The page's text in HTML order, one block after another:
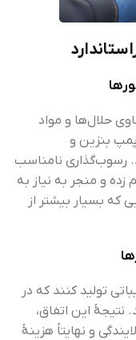
حلال‌ها و مواد
بنزین و
رسوب‌گذاری نامناسب
و منجر به نیاز به
که بسیار بیشتر از
تولید کنند که در
نتیجهٔ این اتفاق،
و نهایتاً هزینهٔ